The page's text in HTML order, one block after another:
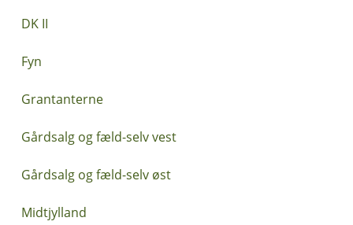
DK II
Fyn
Grantanterne
Gårdsalg og fæld-selv vest
Gårdsalg og fæld-selv øst
Midtjylland